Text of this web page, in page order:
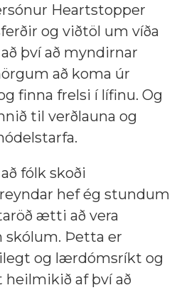
Heartstopper
og viðtöl um víða
því að myndirnar
að koma úr
finna frelsi í lífinu. Og
til verðlauna og
fólk skoði
hef ég stundum
ætti að vera
skólum. Þetta er
og lærdómsríkt og
af því að